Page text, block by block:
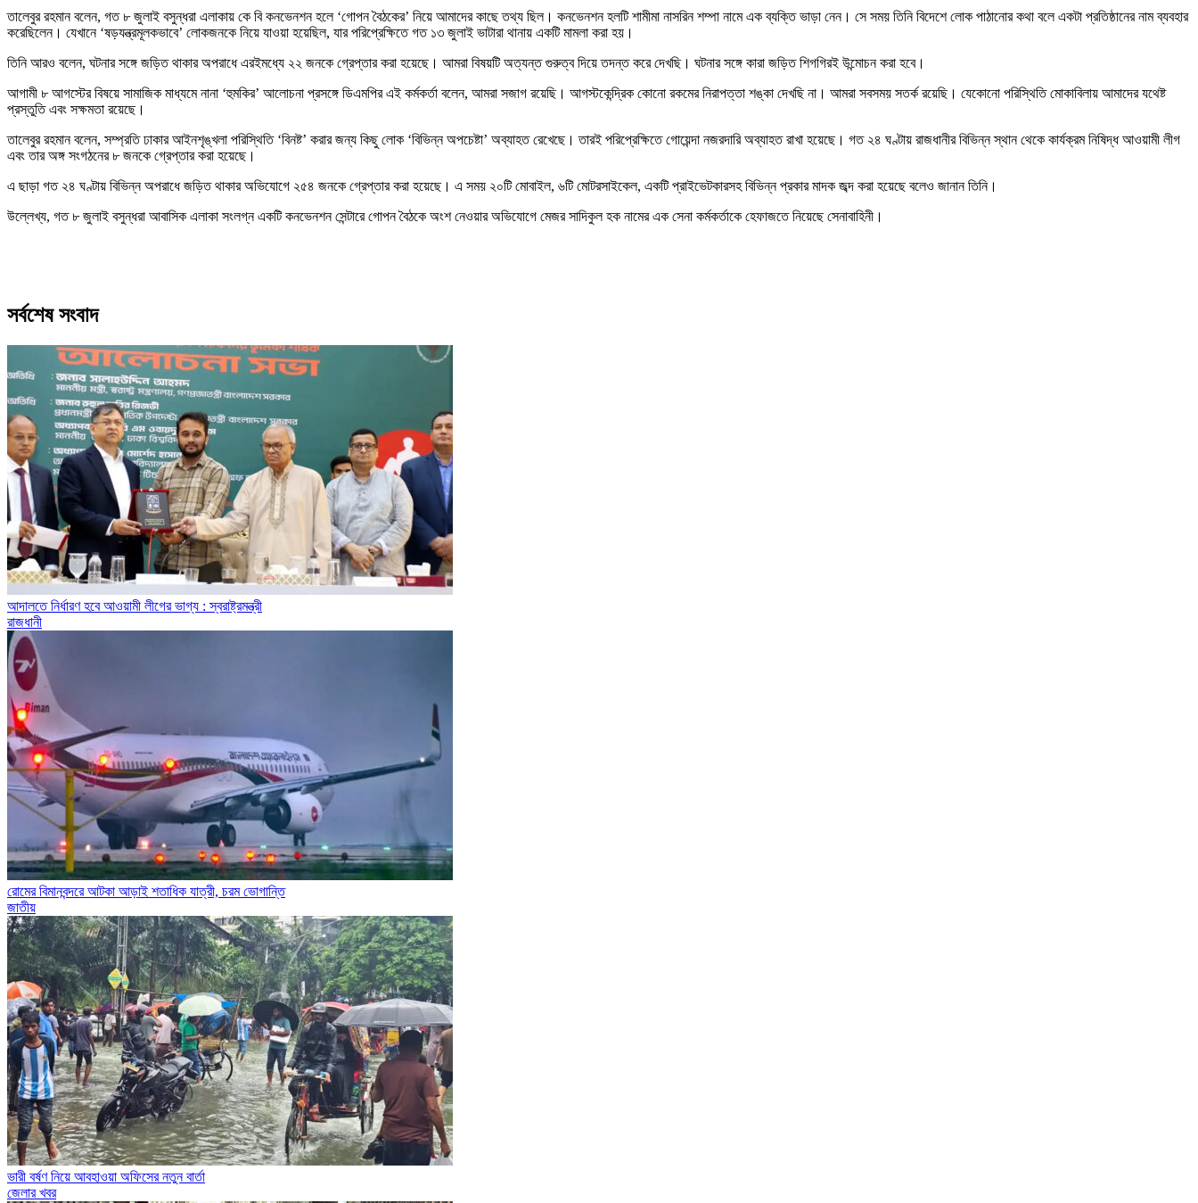
তালেবুর রহমান বলেন, গত ৮ জুলাই বসুন্ধরা এলাকায় কে বি কনভেনশন হলে ‘গোপন বৈঠকের’ নিয়ে আমাদের কাছে তথ্য ছিল। কনভেনশন হলটি শামীমা নাসরিন শম্পা নামে এক ব্যক্তি ভাড়া নেন। সে সময় তিনি বিদেশে লোক পাঠানোর কথা বলে একটা প্রতিষ্ঠানের নাম ব্যবহার
করেছিলেন। যেখানে ‘ষড়যন্ত্রমূলকভাবে’ লোকজনকে নিয়ে যাওয়া হয়েছিল, যার পরিপ্রেক্ষিতে গত ১৩ জুলাই ভাটারা থানায় একটি মামলা করা হয়।
তিনি আরও বলেন, ঘটনার সঙ্গে জড়িত থাকার অপরাধে এরইমধ্যে ২২ জনকে গ্রেপ্তার করা হয়েছে। আমরা বিষয়টি অত্যন্ত গুরুত্ব দিয়ে তদন্ত করে দেখছি। ঘটনার সঙ্গে কারা জড়িত শিগগিরই উন্মোচন করা হবে।
আগামী ৮ আগস্টের বিষয়ে সামাজিক মাধ্যমে নানা ‘হুমকির’ আলোচনা প্রসঙ্গে ডিএমপির এই কর্মকর্তা বলেন, আমরা সজাগ রয়েছি। আগস্টকেন্দ্রিক কোনো রকমের নিরাপত্তা শঙ্কা দেখছি না। আমরা সবসময় সতর্ক রয়েছি। যেকোনো পরিস্থিতি মোকাবিলায় আমাদের যথেষ্ট
প্রস্তুতি এবং সক্ষমতা রয়েছে।
তালেবুর রহমান বলেন, সম্প্রতি ঢাকার আইনশৃঙ্খলা পরিস্থিতি ‘বিনষ্ট’ করার জন্য কিছু লোক ‘বিভিন্ন অপচেষ্টা’ অব্যাহত রেখেছে। তারই পরিপ্রেক্ষিতে গোয়েন্দা নজরদারি অব্যাহত রাখা হয়েছে। গত ২৪ ঘণ্টায় রাজধানীর বিভিন্ন স্থান থেকে কার্যক্রম নিষিদ্ধ আওয়ামী লীগ
এবং তার অঙ্গ সংগঠনের ৮ জনকে গ্রেপ্তার করা হয়েছে।
এ ছাড়া গত ২৪ ঘণ্টায় বিভিন্ন অপরাধে জড়িত থাকার অভিযোগে ২৫৪ জনকে গ্রেপ্তার করা হয়েছে। এ সময় ২০টি মোবাইল, ৬টি মোটরসাইকেল, একটি প্রাইভেটকারসহ বিভিন্ন প্রকার মাদক জব্দ করা হয়েছে বলেও জানান তিনি।
উল্লেখ্য, গত ৮ জুলাই বসুন্ধরা আবাসিক এলাকা সংলগ্ন একটি কনভেনশন সেন্টারে গোপন বৈঠকে অংশ নেওয়ার অভিযোগে মেজর সাদিকুল হক নামের এক সেনা কর্মকর্তাকে হেফাজতে নিয়েছে সেনাবাহিনী।
সর্বশেষ সংবাদ
আদালতে নির্ধারণ হবে আওয়ামী লীগের ভাগ্য : স্বরাষ্ট্রমন্ত্রী
রাজধানী
রোমের বিমানবন্দরে আটকা আড়াই শতাধিক যাত্রী, চরম ভোগান্তি
জাতীয়
ভারী বর্ষণ নিয়ে আবহাওয়া অফিসের নতুন বার্তা
জেলার খবর